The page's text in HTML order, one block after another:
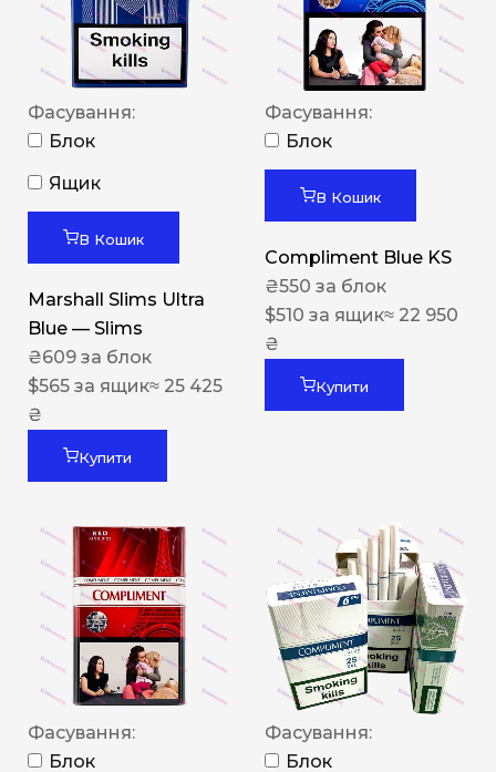
Фасування:
Блок
Ящик
В Кошик
Marshall Slims Ultra
Blue — Slims
₴609 за блок
$565 за ящик≈ 25 425
₴
Купити
Фасування:
Блок
В Кошик
Compliment Blue KS
₴550 за блок
$510 за ящик≈ 22 950
₴
Купити
Фасування:
Блок
Фасування:
Блок